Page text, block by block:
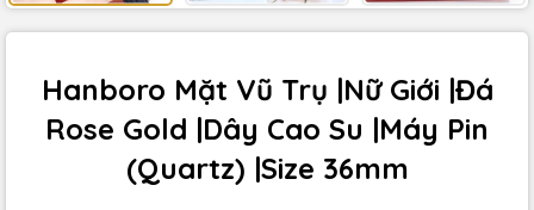
Hanboro Mặt Vũ Trụ |Nữ Giới |Đá
Rose Gold |Dây Cao Su |Máy Pin
(Quartz) |Size 36mm